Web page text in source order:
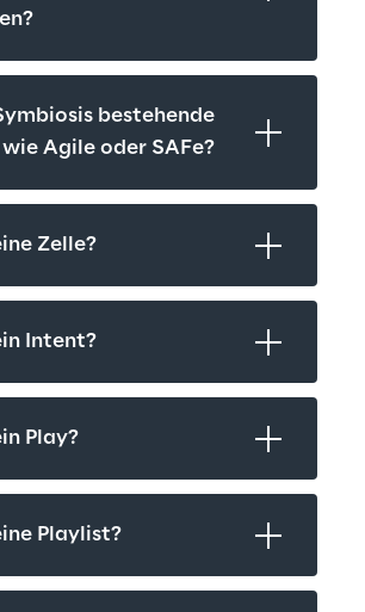
bestehende
Agile oder SAFe?
Zelle?
Intent?
Play?
Playlist?